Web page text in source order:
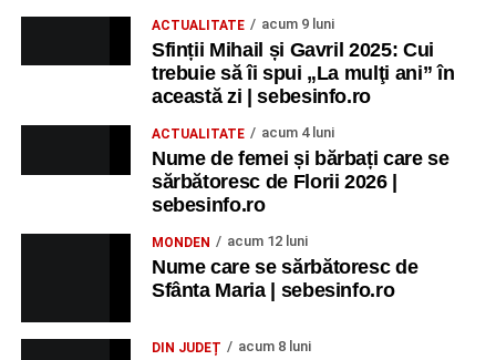
ACTUALITATE acum 9 luni
Sfinții Mihail și Gavril 2025: Cui
trebuie să îi spui „La mulţi ani” în
această zi | sebesinfo.ro
ACTUALITATE acum 4 luni
Nume de femei și bărbați care se
sărbătoresc de Florii 2026 |
sebesinfo.ro
MONDEN acum 12 luni
Nume care se sărbătoresc de
Sfânta Maria | sebesinfo.ro
DIN JUDEȚ acum 8 luni